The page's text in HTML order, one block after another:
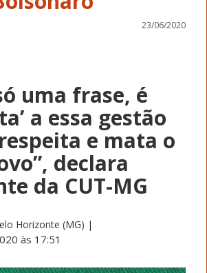
23/06/2020
uma frase, é
a essa gestão
e mata o
declara
da CUT-MG
Horizonte (MG) |
às 17:51